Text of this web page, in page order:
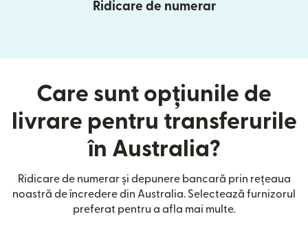
Ridicare de numerar
Care sunt opțiunile de
livrare pentru transferurile
în Australia?
Ridicare de numerar și depunere bancară prin rețeaua
noastră de încredere din Australia. Selectează furnizorul
preferat pentru a afla mai multe.